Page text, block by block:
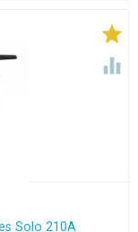


Solo 210A